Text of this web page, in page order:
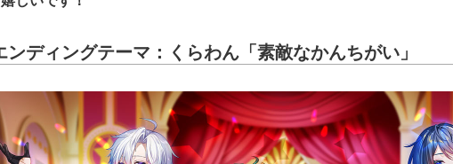
ディングテーマ：くらわん「素敵なかんちがい」